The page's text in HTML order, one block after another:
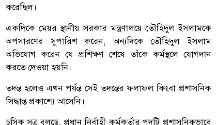
করেছিল।
একদিকে মেয়র স্থানীয় সরকার মন্ত্রণালয়ে তৌহিদুল ইসলামকে
অপসারণের সুপারিশ করেন, অন্যদিকে তৌহিদুল ইসলাম
অভিযোগ করেন যে প্রশিক্ষণ শেষে তাঁকে কর্মস্থলে যোগদান
করতে দেওয়া হয়নি।
তদন্ত হলেও এখন পর্যন্ত সেই তদন্তের ফলাফল কিংবা প্রশাসনিক
সিদ্ধান্ত প্রকাশ্যে আসেনি।
চসিক সূত্র বলছে, প্রধান নির্বাহী কর্মকর্তার পদটি প্রশাসনিকভাবে